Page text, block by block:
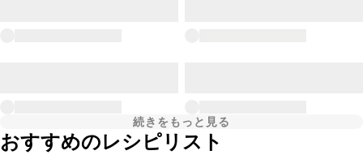
続きをもっと見る
おすすめのレシピリスト